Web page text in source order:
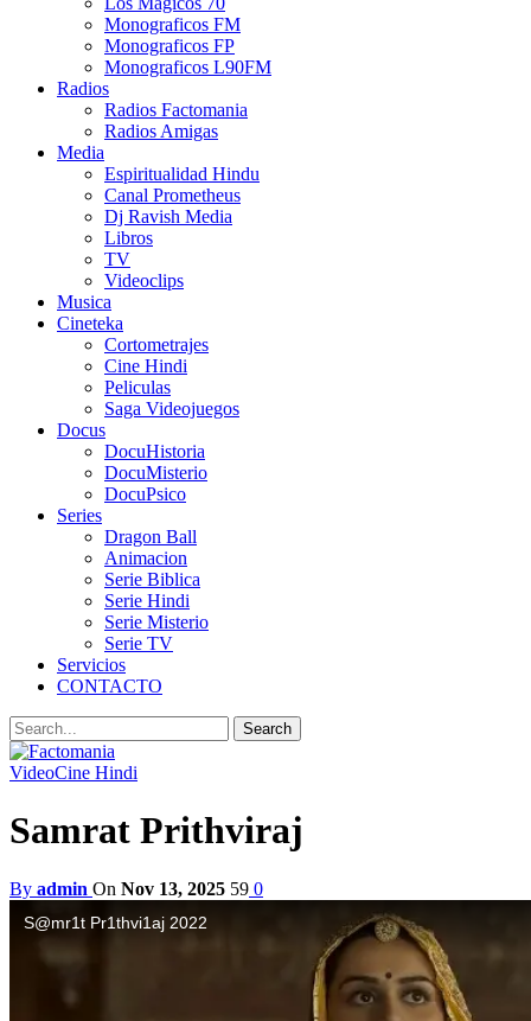
Monograficos FM
Monograficos FP
Monograficos L90FM
Radios
Radios Factomania
Radios Amigas
Media
Espiritualidad Hindu
Canal Prometheus
Dj Ravish Media
Libros
TV
Videoclips
Musica
Cineteka
Cortometrajes
Cine Hindi
Peliculas
Saga Videojuegos
Docus
DocuHistoria
DocuMisterio
DocuPsico
Series
Dragon Ball
Animacion
Serie Biblica
Serie Hindi
Serie Misterio
Serie TV
Servicios
CONTACTO
VideoCine Hindi
Samrat Prithviraj
By admin On Nov 13, 2025 59 0